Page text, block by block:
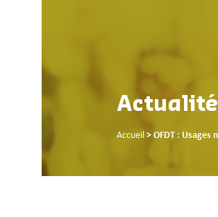
Accueil >OFDT :